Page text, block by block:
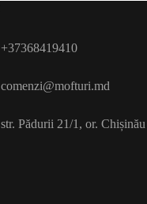
+37368419410
comenzi@mofturi.md
str. Pădurii 21/1, or. Chișinău